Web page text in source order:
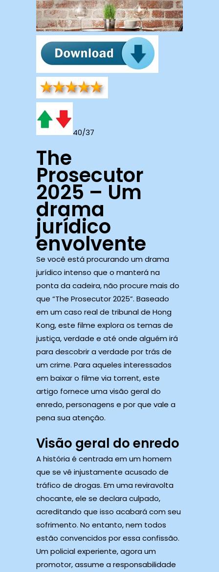
40/37
The
Prosecutor
2025 – Um
drama
jurídico
envolvente
Se você está procurando um drama
jurídico intenso que o manterá na
ponta da cadeira, não procure mais do
que “The Prosecutor 2025”. Baseado
em um caso real de tribunal de Hong
Kong, este filme explora os temas de
justiça, verdade e até onde alguém irá
para descobrir a verdade por trás de
um crime. Para aqueles interessados ​​
em baixar o filme via torrent, este
artigo fornece uma visão geral do
enredo, personagens e por que vale a
pena sua atenção.
Visão geral do enredo
A história é centrada em um homem
que se vê injustamente acusado de
tráfico de drogas. Em uma reviravolta
chocante, ele se declara culpado,
acreditando que isso acabará com seu
sofrimento. No entanto, nem todos
estão convencidos por essa confissão.
Um policial experiente, agora um
promotor, assume a responsabilidade